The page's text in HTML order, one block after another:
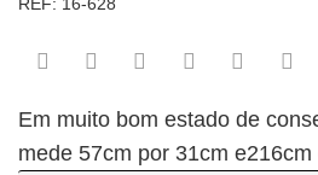
REF: 16-628
Em muito bom estado de
mede 57cm por 31cm e216cm